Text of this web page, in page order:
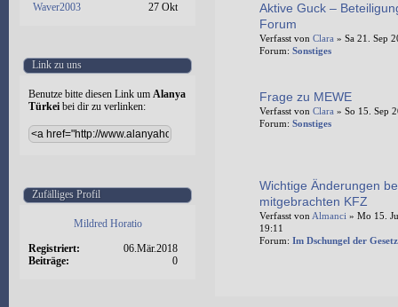
Waver2003
27 Okt
Link zu uns
Benutze bitte diesen Link um Alanya
Türkei bei dir zu verlinken:
Zufälliges Profil
Mildred Horatio
Registriert:
06.Mär.2018
Beiträge:
0
Aktive Guck –
Forum
Verfasst von Clara » Sa 21. Sep
Forum: Sonstiges
Frage zu MEWE
Verfasst von Clara » So 15. Sep
Forum: Sonstiges
Wichtige Änderungen
mitgebrachten KFZ
Verfasst von Almanci » Mo 15.
19:11
Forum: Im Dschungel der